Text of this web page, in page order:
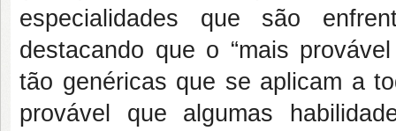
especialidades que são
destacando que o “mais
tão genéricas que se aplicam a
provável que algumas